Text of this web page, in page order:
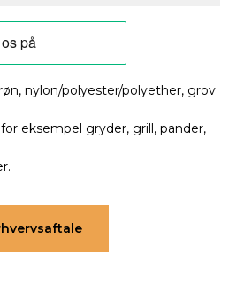
nylon/polyester/polyether, grov
eksempel gryder, grill, pander,